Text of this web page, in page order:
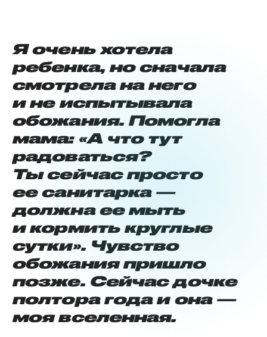
Я очень хотела
ребенка, но сначала
смотрела на него
и не испытывала
обожания. Помогла
мама: «А что тут
радоваться?
Ты сейчас просто
ее санитарка —
должна ее мыть
и кормить круглые
сутки». Чувство
обожания пришло
позже. Сейчас дочке
полтора года и она —
моя вселенная.